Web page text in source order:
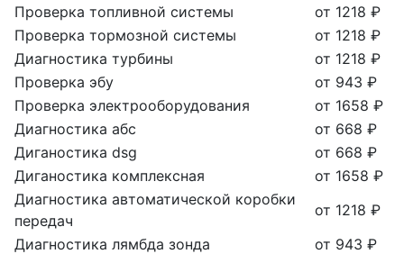
Проверка топливной системы
от 1218 ₽
Проверка тормозной системы
от 1218 ₽
Диагностика турбины
от 1218 ₽
Проверка эбу
от 943 ₽
Проверка электрооборудования
от 1658 ₽
Диагностика абс
от 668 ₽
Диганостика dsg
от 668 ₽
Диганостика комплексная
от 1658 ₽
Диагностика автоматической коробки
передач
от 1218 ₽
Диагностика лямбда зонда
от 943 ₽